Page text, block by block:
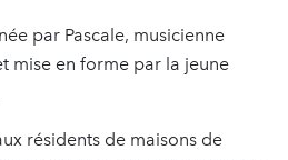
par Pascale, musicienne
mise en forme par la jeune
résidents de maisons de